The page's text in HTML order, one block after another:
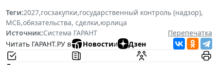
Теги:2027,госзакупки,государственный контроль (надзор),
МСБ,обязательства, сделки,юрлица
Источник:Система ГАРАНТ
Перепечатка
Читать ГАРАНТ.РУ в
Новостии Дзен